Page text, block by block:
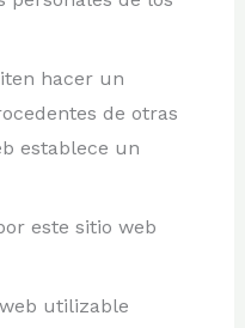
hacer un
de otras
establece un
este sitio web
utilizable